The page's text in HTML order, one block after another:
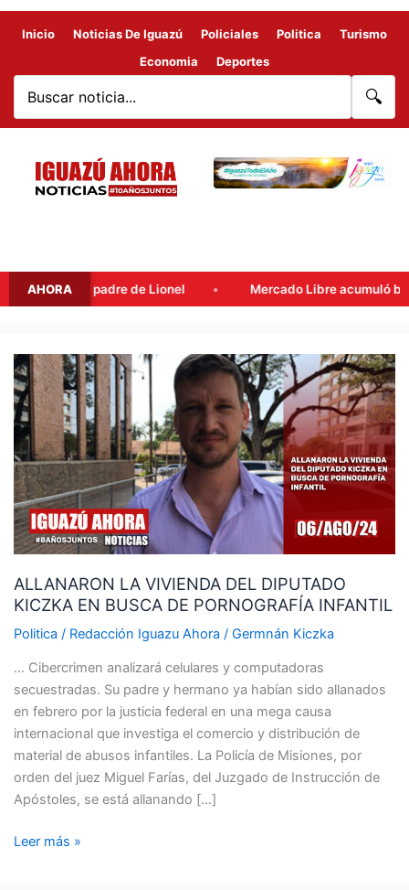
Inicio Noticias De Iguazú Policiales Politica
Turismo
Economia
Deportes
🔍
AHORA
Messi, padre de Lionel Mercado Libre acumuló
ALLANARON LA VIVIENDA DEL DIPUTADO
KICZKA EN BUSCA DE PORNOGRAFÍA INFANTIL
Politica / Redacción Iguazu Ahora / Germnán Kiczka
… Cibercrimen analizará celulares y computadoras
secuestradas. Su padre y hermano ya habían sido allanados
en febrero por la justicia federal en una mega causa
internacional que investiga el comercio y distribución de
material de abusos infantiles. La Policía de Misiones, por
orden del juez Miguel Farías, del Juzgado de Instrucción de
Apóstoles, se está allanando […]
ALLANARON
LA
VIVIENDA
DEL
DIPUTADO
KICZKA
EN
BUSCA
DE
INFANTIL
Leer más »